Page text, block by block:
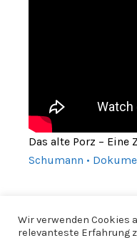
Das alte Porz – Eine
Schumann •
Wir verwenden Cookies
relevanteste Erfahrung